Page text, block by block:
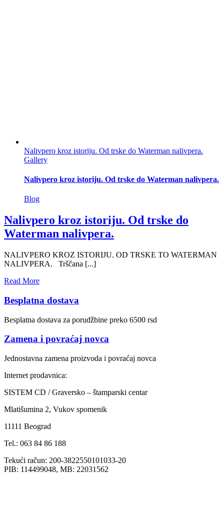
Nalivpero kroz istoriju. Od trske do Waterman nalivpera.
Gallery
Nalivpero kroz istoriju. Od trske do Waterman nalivpera.
Blog
Nalivpero kroz istoriju. Od trske do
Waterman nalivpera.
NALIVPERO KROZ ISTORIJU. OD TRSKE TO WATERMAN
NALIVPERA. Trščana [...]
Read More
Besplatna dostava
Besplatna dostava za porudžbine preko 6500 rsd
Zamena i povraćaj novca
Jednostavna zamena proizvoda i povraćaj novca
Internet prodavnica:
SISTEM CD / Graversko – štamparski centar
Mlatišumina 2, Vukov spomenik
11111 Beograd
Tel.: 063 84 86 188
Tekući račun: 200-3822550101033-20
PIB: 114499048, MB: 22031562